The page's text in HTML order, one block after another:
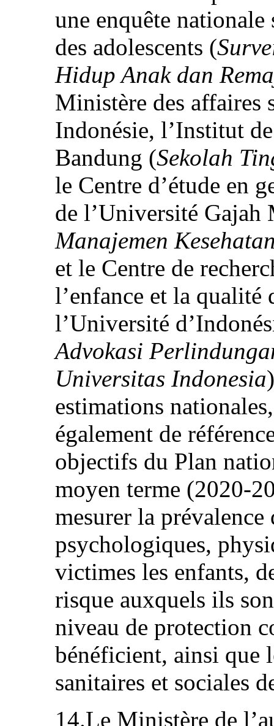
une enquête
des adolescents (
Hidup Anak dan
Ministère des affaires
Indonésie, l’Institut
Bandung (Sekolah
le Centre d’étude en
de l’Université Gajah
Manajemen
et le Centre de
l’enfance et la qualité
l’Université
Advokasi
Universitas Indonesia
estimations
également de
objectifs du Plan
moyen terme (2020-
mesurer la prévalence
psychologiques,
victimes les enfants,
risque auxquels ils
niveau de protection
bénéficient, ainsi que
sanitaires et sociales
14.Le Ministère de